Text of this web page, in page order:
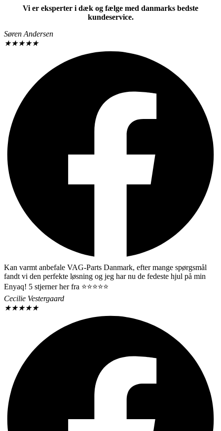
Vi er eksperter i dæk og fælge med danmarks bedste
kundeservice.
Søren Andersen
★★★★★
Kan varmt anbefale VAG-Parts Danmark, efter mange spørgsmål
fandt vi den perfekte løsning og jeg har nu de fedeste hjul på min
Enyaq! 5 stjerner her fra ⭐️⭐️⭐️⭐️⭐️
Cecilie Vestergaard
★★★★★